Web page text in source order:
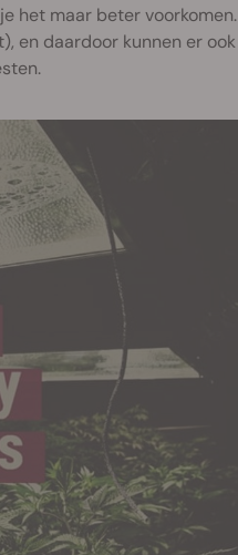
het maar beter voorkomen.
en daardoor kunnen er ook